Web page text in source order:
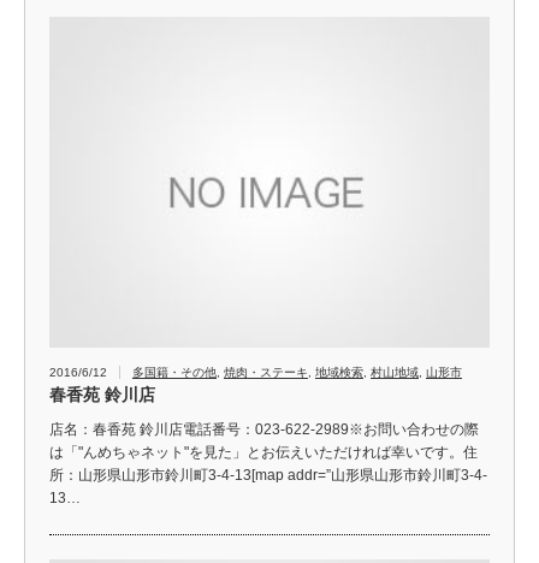
2016/6/12 多国籍・その他 焼肉・ステーキ 地域検索 村山地域 山形市
春香苑 鈴川店
店名：春香苑 鈴川店電話番号：023-622-2989※お問い合わせの際
は「"んめちゃネット"を見た」とお伝えいただければ幸いです。住
所：山形県山形市鈴川町3-4-13[map addr=”山形県山形市鈴川町3-4-
13…